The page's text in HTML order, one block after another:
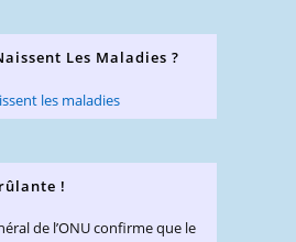
Les Maladies ?
!
de l’ONU confirme que le